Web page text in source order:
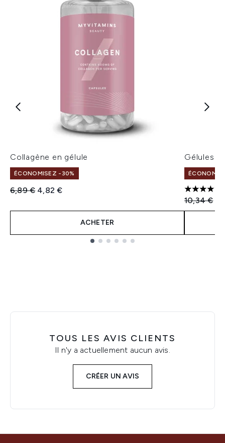
Collagène en gélule
ÉCONOMISEZ -30%
Prix de vente :
6,89 € Prix ​​actuel :
4,82 €
ACHETER
Gélules
5 étoiles
Prix de
10,34 €
TOUS LES AVIS CLIENTS
Il n'y a actuellement aucun avis.
CRÉER UN AVIS